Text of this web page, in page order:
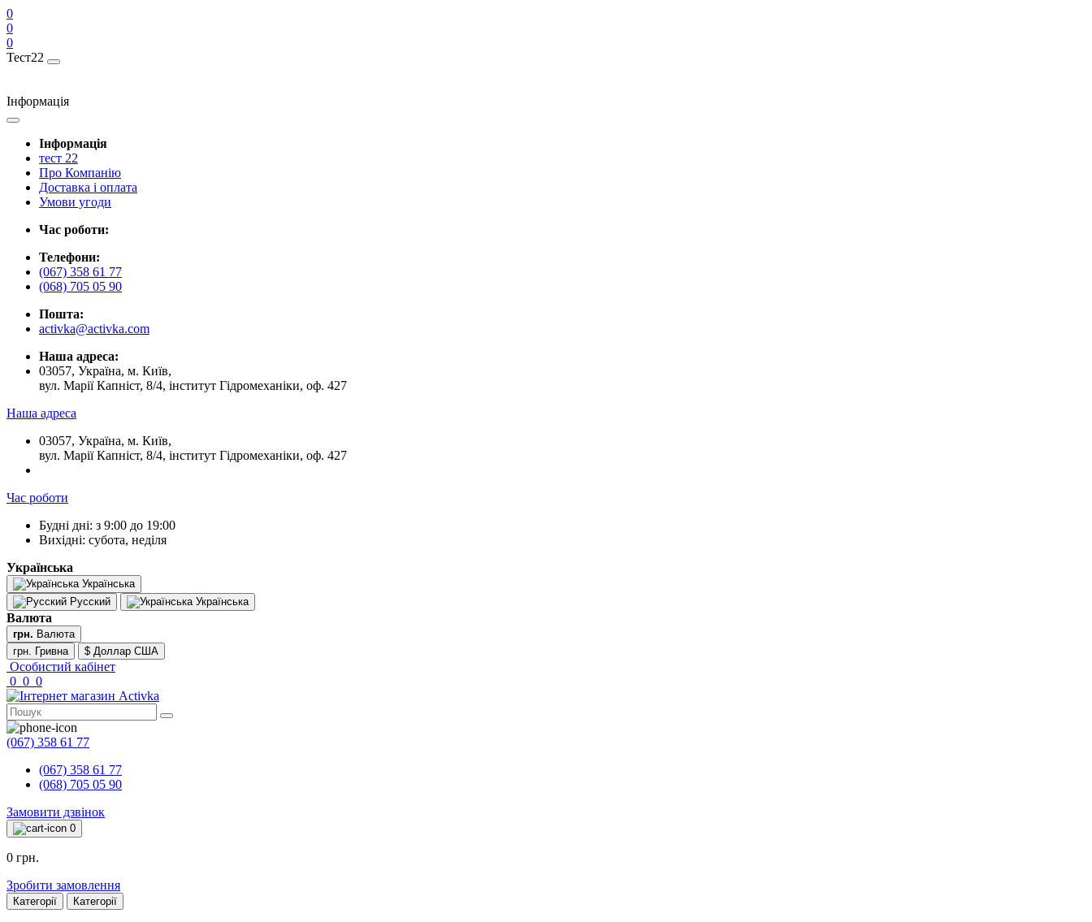
0
0
0
Тест22
Інформація
Інформація
тест 22
Про Компанію
Доставка і оплата
Умови угоди
Час роботи:
Телефони:
(067) 358 61 77
(068) 705 05 90
Пошта:
activka@activka.com
Наша адреса:
03057, Україна, м. Київ,
вул. Марії Капніст, 8/4, інститут Гідромеханіки, оф. 427
Наша адреса
03057, Україна, м. Київ,
вул. Марії Капніст, 8/4, інститут Гідромеханіки, оф. 427
Час роботи
Будні дні: з 9:00 до 19:00
Вихідні: субота, неділя
Українська
Українська
Русский
Українська
Валюта
грн. Валюта
грн. Гривна
$ Доллар США
Особистий кабінет
0 0 0
(067) 358 61 77
(067) 358 61 77
(068) 705 05 90
Замовити дзвінок
0
0 грн.
Зробити замовлення
Категорії Категорії